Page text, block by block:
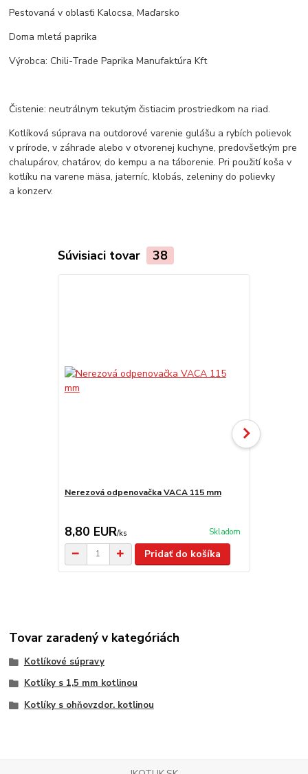
Pestovaná v oblasťi Kalocsa, Maďarsko
Doma mletá paprika
Výrobca: Chili-Trade Paprika Manufaktúra Kft
Čistenie: neutrálnym tekutým čistiacim prostriedkom na riad.
Kotlíková súprava na outdorové varenie gulášu a rybích polievok
v prírode, v záhrade alebo v otvorenej kuchyne, predovšetkým pre
chalupárov, chatárov, do kempu a na táborenie. Pri použití koša v
kotlíku na varene mäsa, jaterníc, klobás, zeleniny do polievky
a konzerv.
Súvisiaci tovar 38
Nerezová odpenovačka VACA 115 mm
8,80 EUR/ks Skladom
Pridať do košíka
Tovar zaradený v kategóriách
Kotlíkové súpravy
Kotlíky s 1,5 mm kotlinou
Kotlíky s ohňovzdor. kotlinou